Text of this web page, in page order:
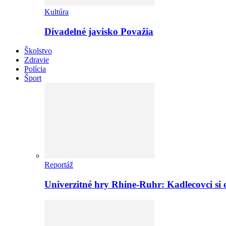
Kultúra
Divadelné javisko Považia
Školstvo
Zdravie
Polícia
Šport
Reportáž
Univerzitné hry Rhine-Ruhr: Kadlecovci si